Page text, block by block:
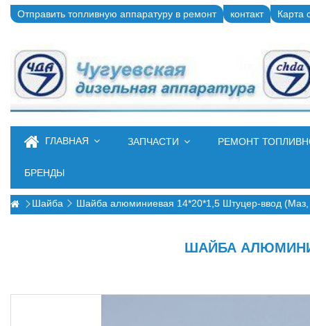
Отправить топливную аппаратуру в ремонт контакт Карта
ГЛАВНАЯ ЗАПЧАСТИ РЕМОНТ
БРЕНДЫ
Шайба Шайба алюминиевая 14*20*1,5 Штуцер-ввод
ШАЙБА